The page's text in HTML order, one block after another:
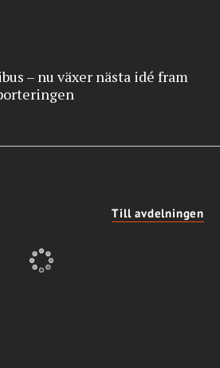
– nu växer nästa idé fram
Till avdelningen